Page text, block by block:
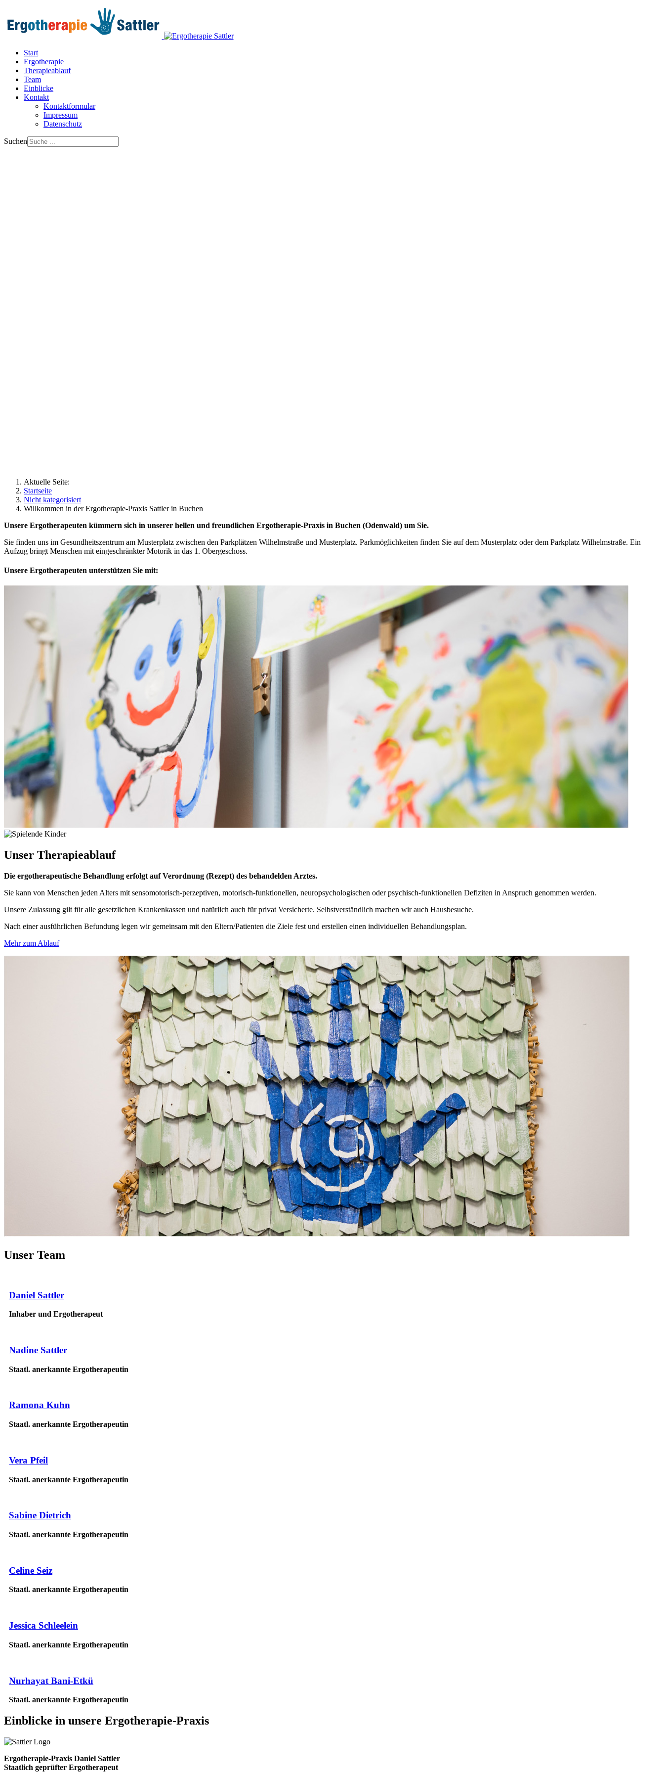
Start
Ergotherapie
Therapieablauf
Team
Einblicke
Kontakt
Kontaktformular
Impressum
Datenschutz
Suchen
Aktuelle Seite:
Startseite
Nicht kategorisiert
Willkommen in der Ergotherapie-Praxis Sattler in Buchen
Unsere Ergotherapeuten kümmern sich in unserer hellen und freundlichen Ergotherapie-Praxis in Buchen (Odenwald) um Sie.
Sie finden uns im Gesundheitszentrum am Musterplatz zwischen den Parkplätzen Wilhelmstraße und Musterplatz. Parkmöglichkeiten finden Sie auf dem Musterplatz oder dem Parkplatz Wilhelmstraße. Ein
Aufzug bringt Menschen mit eingeschränkter Motorik in das 1. Obergeschoss.
Unsere Ergotherapeuten unterstützen Sie mit:
Unser Therapieablauf
Die ergotherapeutische Behandlung erfolgt auf Verordnung (Rezept) des behandelden Arztes.
Sie kann von Menschen jeden Alters mit sensomotorisch-perzeptiven, motorisch-funktionellen, neuropsychologischen oder psychisch-funktionellen Defiziten in Anspruch genommen werden.
Unsere Zulassung gilt für alle gesetzlichen Krankenkassen und natürlich auch für privat Versicherte. Selbstverständlich machen wir auch Hausbesuche.
Nach einer ausführlichen Befundung legen wir gemeinsam mit den Eltern/Patienten die Ziele fest und erstellen einen individuellen Behandlungsplan.
Mehr zum Ablauf
Unser Team
Daniel Sattler
Inhaber und Ergotherapeut
Nadine Sattler
Staatl. anerkannte Ergotherapeutin
Ramona Kuhn
Staatl. anerkannte Ergotherapeutin
Vera Pfeil
Staatl. anerkannte Ergotherapeutin
Sabine Dietrich
Staatl. anerkannte Ergotherapeutin
Celine Seiz
Staatl. anerkannte Ergotherapeutin
Jessica Schleelein
Staatl. anerkannte Ergotherapeutin
Nurhayat Bani-Etkü
Staatl. anerkannte Ergotherapeutin
Einblicke in unsere Ergotherapie-Praxis
Ergotherapie-Praxis Daniel Sattler
Staatlich geprüfter Ergotherapeut